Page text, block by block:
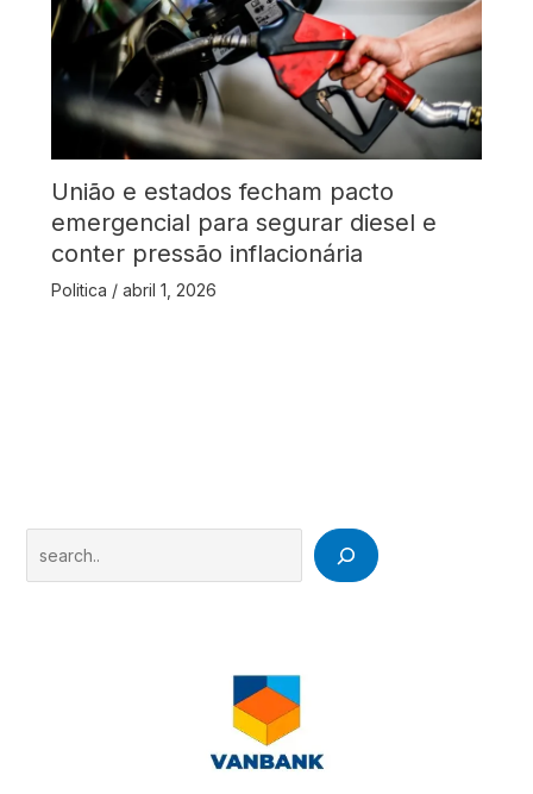
União e estados fecham pacto
emergencial para segurar diesel e
conter pressão inflacionária
Politica / abril 1, 2026